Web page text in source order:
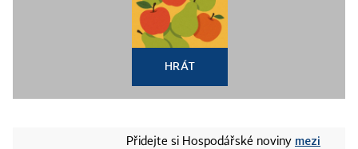
HRÁT
Přidejte si Hospodářské noviny mezi